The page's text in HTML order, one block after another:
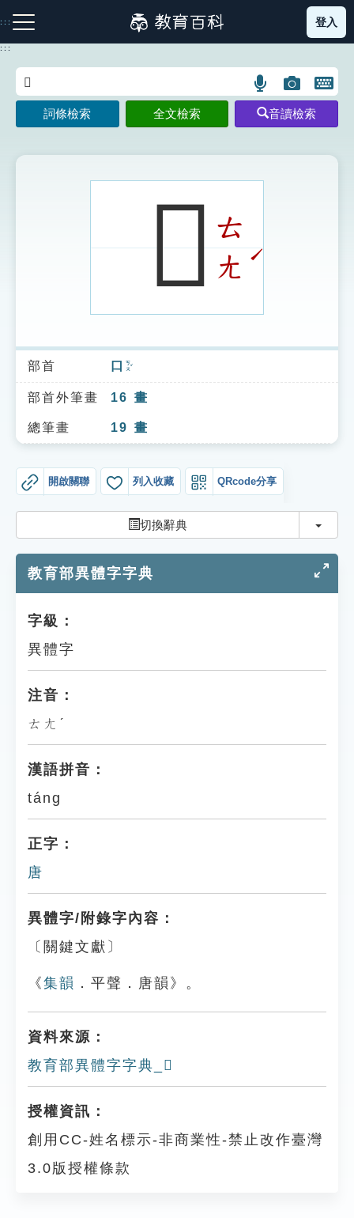
到
主
:::
注音索引圖示 筆畫索引圖示 部首索引表圖示
索引選單
知識索引
單字索引
貓頭鷹博士
登入
:::
語
言
搜
示
圖
片
搜
開
鍵
圖
詞條檢索 全文檢索 音讀檢索
𡃯ㄊ
ㄤˊ
部首 口 ㄎㄡˇ
部首外筆畫 16 畫
總筆畫 19 畫
開啟關聯 列入收藏 QRcode分享
切換辭典 切換
教育部異體字字典
字級：
異體字
注音：
ㄊㄤˊ
漢語拼音：
táng
正字：
唐
異體字/附錄字內容：
〔關鍵文獻〕
《集韻 ．平聲．唐韻》。
資料來源：
教育部異體字字典_𡃯
授權資訊：
創用CC-姓名標示-非商業性-禁止改作臺灣
3.0版授權條款